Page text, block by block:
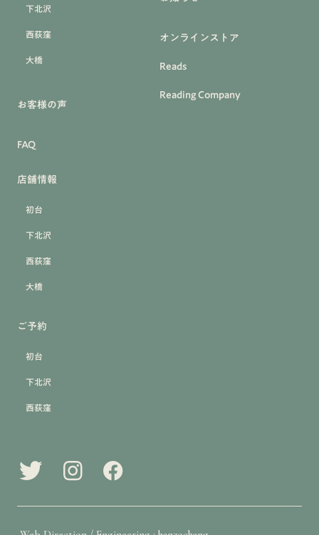
下北沢
西荻窪
大橋
お客様の声
FAQ
店舗情報
初台
下北沢
西荻窪
大橋
ご予約
初台
下北沢
西荻窪
オンラインストア
Reads
Reading Company